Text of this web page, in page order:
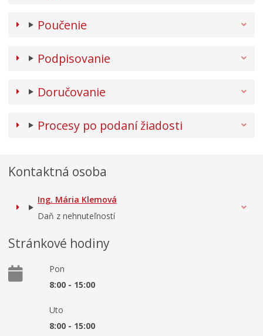
Poučenie
Podpisovanie
Doručovanie
Procesy po podaní žiadosti
Kontaktná osoba
Ing. Mária Klemová
Daň z nehnuteľností
Stránkové hodiny
Pon
8:00 - 15:00
Uto
8:00 - 15:00